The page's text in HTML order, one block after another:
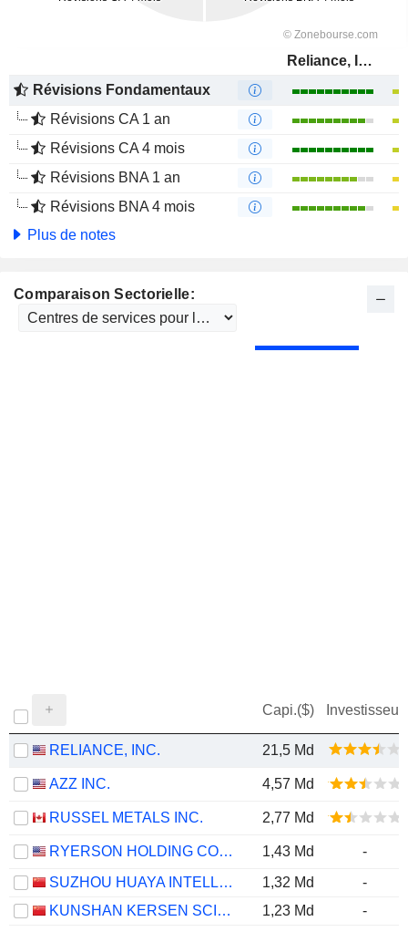
Reliance, Inc.
Révisions Fondamentaux
Révisions CA 1 an
Révisions CA 4 mois
Révisions BNA 1 an
Révisions BNA 4 mois
Plus de notes
Comparaison Sectorielle:
Capi.($) Investisseur
RELIANCE, INC. 21,5 Md
AZZ INC. 4,57 Md
RUSSEL METALS INC. 2,77 Md
RYERSON HOLDING CORPORATION 1,43 Md
-
SUZHOU HUAYA INTELLIGENCE TECHNOLOGY CO., LTD.
1,32 Md
-
KUNSHAN KERSEN SCIENCE & TECHNOLOGY CO.,LTD.
1,23 Md
-